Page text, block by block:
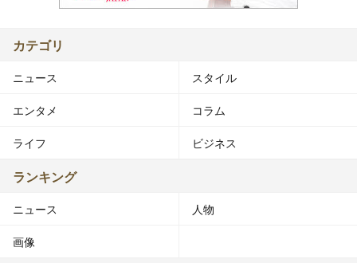
カテゴリ
ニュース スタイル
エンタメ コラム
ライフ ビジネス
ランキング
ニュース 人物
画像